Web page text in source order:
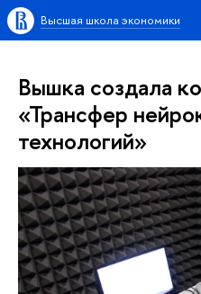
Высшая школа экономики
Вышка создала
«Трансфер
технологий»